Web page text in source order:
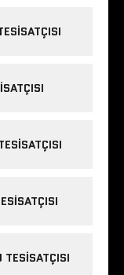
TESISATÇISI